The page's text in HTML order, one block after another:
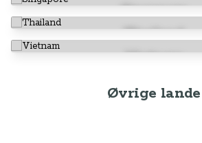
Singapore
Thailand
Vietnam
Øvrige lande